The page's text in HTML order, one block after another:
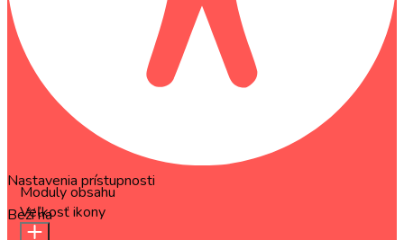
Nastavenia prístupnosti
Beží naOneTap
Moduly obsahu
Veľkosť ikony